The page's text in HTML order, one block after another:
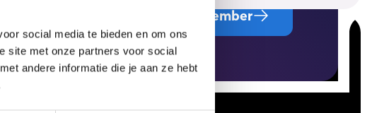
social media te bieden en om ons
site met onze partners voor social
andere informatie die je aan ze hebt
Become a member